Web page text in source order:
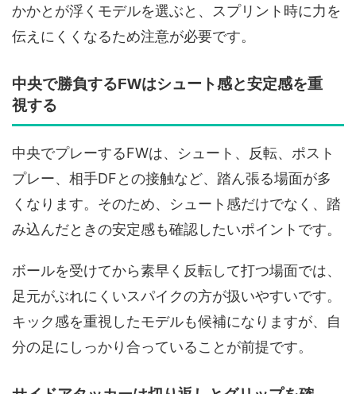
かかとが浮くモデルを選ぶと、スプリント時に力を
伝えにくくなるため注意が必要です。
中央で勝負するFWはシュート感と安定感を重
視する
中央でプレーするFWは、シュート、反転、ポスト
プレー、相手DFとの接触など、踏ん張る場面が多
くなります。そのため、シュート感だけでなく、踏
み込んだときの安定感も確認したいポイントです。
ボールを受けてから素早く反転して打つ場面では、
足元がぶれにくいスパイクの方が扱いやすいです。
キック感を重視したモデルも候補になりますが、自
分の足にしっかり合っていることが前提です。